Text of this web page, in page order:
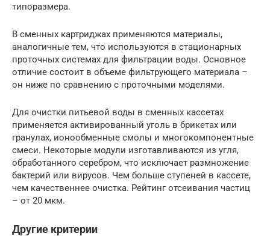
типоразмера.
В сменных картриджах применяются материалы,
аналогичные тем, что используются в стационарных
проточных системах для фильтрации воды. Основное
отличие состоит в объеме фильтрующего материала –
он ниже по сравнению с проточными моделями.
Для очистки питьевой воды в сменных кассетах
применяется активированный уголь в брикетах или
гранулах, ионообменные смолы и многокомпонентные
смеси. Некоторые модули изготавливаются из угля,
обработанного серебром, что исключает размножение
бактерий или вирусов. Чем больше ступеней в кассете,
чем качественнее очистка. Рейтинг отсеивания частиц
– от 20 мкм.
Другие критерии